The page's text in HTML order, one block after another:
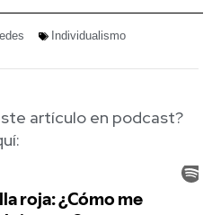
Individualismo
artículo en podcast?